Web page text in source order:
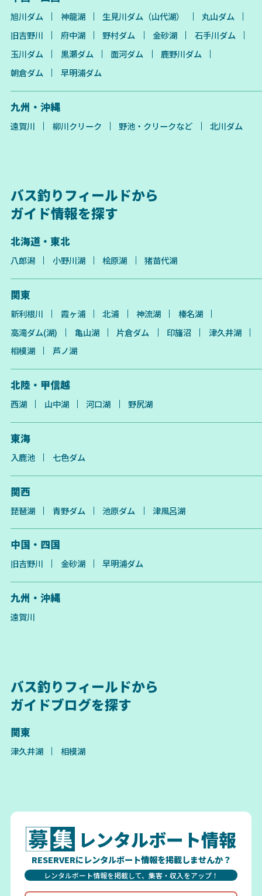
旭川ダム 神龍湖 生見川ダム（山代湖）
丸山ダム
旧吉野川
府中湖 野村ダム 金砂湖
石手川ダム
玉川ダム
黒瀬ダム 面河ダム
鹿野川ダム
朝倉ダム
早明浦ダム
九州・沖縄
遠賀川 柳川クリーク 野池・クリークなど 北川ダム
バス釣りフィールドから
ガイド情報を探す
北海道・東北
八郎潟 小野川湖 桧原湖 猪苗代湖
関東
新利根川 霞ヶ浦 北浦 神流湖
榛名湖
高滝ダム(湖)
亀山湖 片倉ダム 印旛沼
津久井湖
相模湖
芦ノ湖
北陸・甲信越
西湖 山中湖 河口湖 野尻湖
東海
入鹿池 七色ダム
関西
琵琶湖 青野ダム 池原ダム 津風呂湖
中国・四国
旧吉野川 金砂湖 早明浦ダム
九州・沖縄
遠賀川
バス釣りフィールドから
ガイドブログを探す
関東
津久井湖 相模湖
レンタルボート情報
RESERVERにレンタルボート情報を掲載しませんか？
レンタルボート情報を掲載して、集客・収入をアップ！